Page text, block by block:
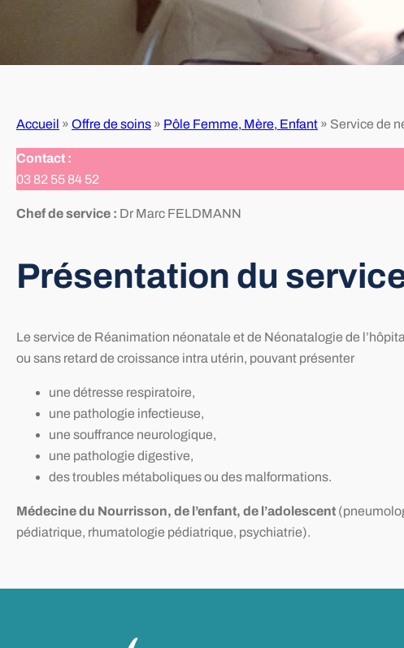
Accueil » Offre de soins » Pôle Femme, Mère, Enfant » Service de
Contact :
03 82 55 84 52
Chef de service : Dr Marc FELDMANN
Présentation du
Le service de Réanimation néonatale et de Néonatalogie de
ou sans retard de croissance intra utérin, pouvant présenter
une détresse respiratoire,
une pathologie infectieuse,
une souffrance neurologique,
une pathologie digestive,
des troubles métaboliques ou des malformations.
Médecine du Nourrisson, de l’enfant, de l’adolescent
pédiatrique, rhumatologie pédiatrique, psychiatrie).